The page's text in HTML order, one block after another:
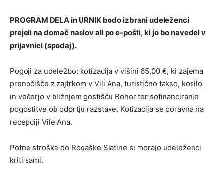
PROGRAM DELA in URNIK bodo izbrani udeleženci
prejeli na domač naslov ali po e-pošti, ki jo bo navedel v
prijavnici (spodaj).
Pogoji za udeležbo: kotizacija v višini 65,00 €, ki zajema
prenočišče z zajtrkom v Vili Ana, turistično takso, kosilo
in večerjo v bližnjem gostišču Bohor ter sofinanciranje
pogostitve ob odprtju razstave. Kotizacija se poravna na
recepciji Vile Ana.
Potne stroške do Rogaške Slatine si morajo udeleženci
kriti sami.